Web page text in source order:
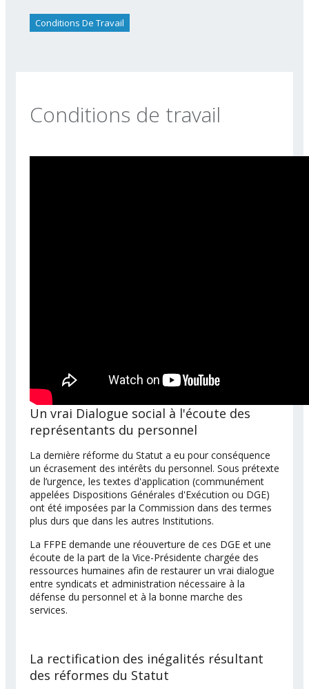
Conditions De Travail
Conditions de travail
Un vrai Dialogue social à l'écoute des
représentants du personnel
La dernière réforme du Statut a eu pour conséquence
un écrasement des intérêts du personnel. Sous prétexte
de l’urgence, les textes d'application (communément
appelées Dispositions Générales d'Exécution ou DGE)
ont été imposées par la Commission dans des termes
plus durs que dans les autres Institutions.
La FFPE demande une réouverture de ces DGE et une
écoute de la part de la Vice-Présidente chargée des
ressources humaines afin de restaurer un vrai dialogue
entre syndicats et administration nécessaire à la
défense du personnel et à la bonne marche des
services.
La rectification des inégalités résultant
des réformes du Statut